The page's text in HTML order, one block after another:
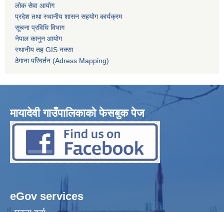
लोक सेवा आयोग
प्रदेश तथा स्थानीय शासन सहयोग कार्यक्रम
सूचना प्रविधि विभाग
नेपाल कानुन आयोग
स्थानीय तह GIS नक्सा
ठेगाना परिवर्तन (Adress Mapping)
मायादेवी गाउँपालिकाको फेसबुक पेज
eGov services